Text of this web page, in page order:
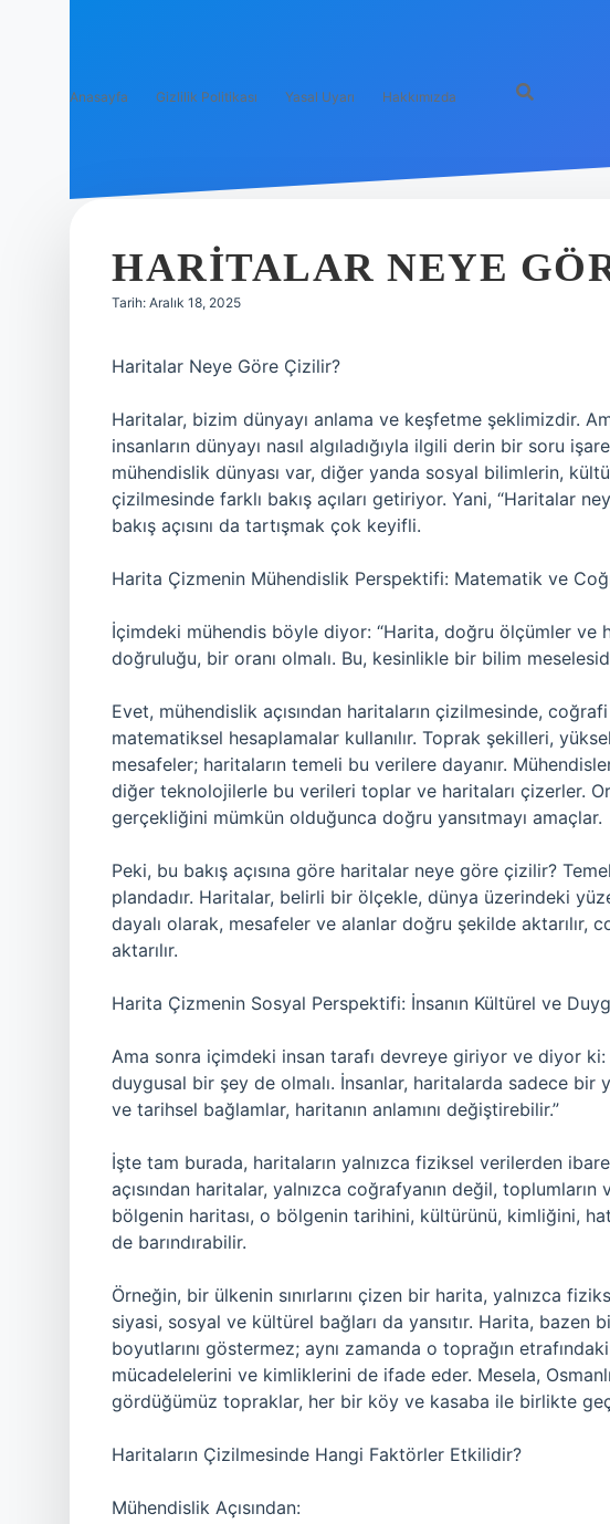
Anasayfa Gizlilik Politikası Yasal Uyarı Hakkımızda
HARITALAR NEYE
Tarih: Aralık 18, 2025
Haritalar Neye Göre Çizilir?
Haritalar, bizim dünyayı anlama ve keşfetme şeklimizdir.
insanların dünyayı nasıl algıladığıyla ilgili derin bir soru
mühendislik dünyası var, diğer yanda sosyal bilimlerin,
çizilmesinde farklı bakış açıları getiriyor. Yani, “Haritalar
bakış açısını da tartışmak çok keyifli.
Harita Çizmenin Mühendislik Perspektifi: Matematik ve
İçimdeki mühendis böyle diyor: “Harita, doğru ölçümler ve
doğruluğu, bir oranı olmalı. Bu, kesinlikle bir bilim
Evet, mühendislik açısından haritaların çizilmesinde,
matematiksel hesaplamalar kullanılır. Toprak şekilleri,
mesafeler; haritaların temeli bu verilere dayanır.
diğer teknolojilerle bu verileri toplar ve haritaları çizerler.
gerçekliğini mümkün olduğunca doğru yansıtmayı amaçlar.
Peki, bu bakış açısına göre haritalar neye göre çizilir?
plandadır. Haritalar, belirli bir ölçekle, dünya üzerindeki
dayalı olarak, mesafeler ve alanlar doğru şekilde
aktarılır.
Harita Çizmenin Sosyal Perspektifi: İnsanın Kültürel ve
Ama sonra içimdeki insan tarafı devreye giriyor ve diyor
duygusal bir şey de olmalı. İnsanlar, haritalarda sadece
ve tarihsel bağlamlar, haritanın anlamını değiştirebilir.”
İşte tam burada, haritaların yalnızca fiziksel verilerden
açısından haritalar, yalnızca coğrafyanın değil, toplumların
bölgenin haritası, o bölgenin tarihini, kültürünü, kimliğini,
de barındırabilir.
Örneğin, bir ülkenin sınırlarını çizen bir harita, yalnızca
siyasi, sosyal ve kültürel bağları da yansıtır. Harita, bazen
boyutlarını göstermez; aynı zamanda o toprağın
mücadelelerini ve kimliklerini de ifade eder. Mesela,
gördüğümüz topraklar, her bir köy ve kasaba ile birlikte
Haritaların Çizilmesinde Hangi Faktörler Etkilidir?
Mühendislik Açısından: